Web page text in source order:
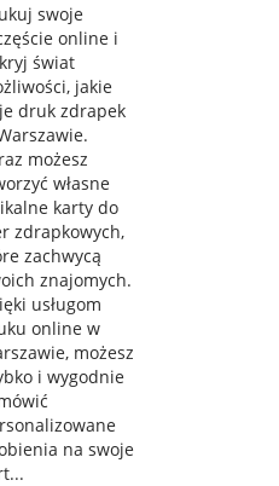
swoje
online i
świat
jakie
druk zdrapek
możesz
własne
karty do
zdrapkowych,
zachwycą
znajomych.
usługom
online w
możesz
i wygodnie
na swoje